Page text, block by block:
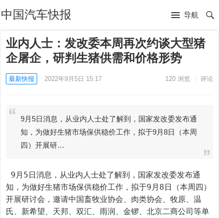
中国汽车快报 导航
业内人士：发改委本周再次约谈大型猪
企屠企，研判生猪供需和价格形势
最新快报 2022年9月5日 15:17 120浏览 评论
9月5日消息，从业内人士处了解到，国家发改委发布通
知，为做好生猪市场保供稳价工作，拟于9月8日（本周
四）开展研…
知，为做好生猪市场保供稳价工作，拟于9月8日（本周四）
开展研讨会，邀请中国畜牧业协会、肉类协会、牧原、温
氏、新希望、天邦、双汇、雨润、金锣、北京二商公司等单